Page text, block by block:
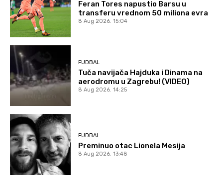
Feran Tores napustio Barsu u
transferu vrednom 50 miliona evra
8 Aug 2026. 15:04
FUDBAL
Tuča navijača Hajduka i Dinama na
aerodromu u Zagrebu! (VIDEO)
8 Aug 2026. 14:25
FUDBAL
Preminuo otac Lionela Mesija
8 Aug 2026. 13:48